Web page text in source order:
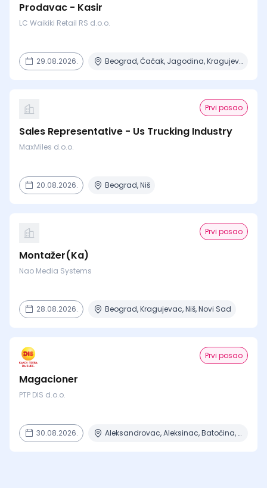
Prodavac - Kasir
LC Waikiki Retail RS d.o.o.
29.08.2026. Beograd, Čačak, Jagodina, Kragujevac, Kruševac + 15 mesta
Prvi posao
Sales Representative - Us Trucking Industry
MaxMiles d.o.o.
20.08.2026. Beograd, Niš
Prvi posao
Montažer(Ka)
Nao Media Systems
28.08.2026. Beograd, Kragujevac, Niš, Novi Sad
Prvi posao
Magacioner
PTP DIS d.o.o.
30.08.2026. Aleksandrovac, Aleksinac, Batočina, Bela Crkva, Beograd + 7 mesta